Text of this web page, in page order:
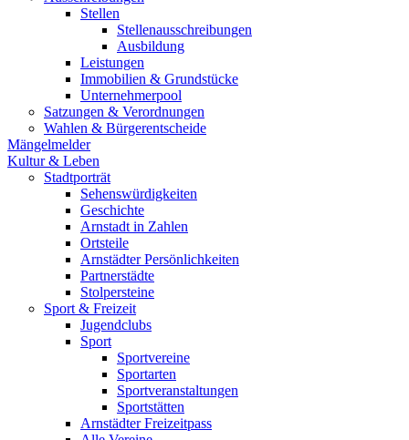
Stellen
Stellenausschreibungen
Ausbildung
Leistungen
Immobilien & Grundstücke
Unternehmerpool
Satzungen & Verordnungen
Wahlen & Bürgerentscheide
Mängelmelder
Kultur & Leben
Stadtporträt
Sehenswürdigkeiten
Geschichte
Arnstadt in Zahlen
Ortsteile
Arnstädter Persönlichkeiten
Partnerstädte
Stolpersteine
Sport & Freizeit
Jugendclubs
Sport
Sportvereine
Sportarten
Sportveranstaltungen
Sportstätten
Arnstädter Freizeitpass